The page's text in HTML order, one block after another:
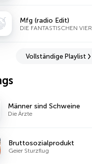
Mfg (radio Edit)
DIE FANTASTISCHEN VIER
Vollständige Playlist
Männer sind Schweine
Die Ärzte
Bruttosozialprodukt
Geier Sturzflug